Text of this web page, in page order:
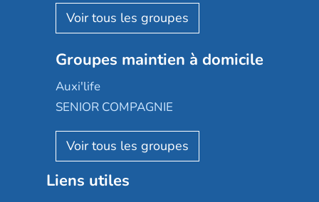
Aquarelia
Nexity edenea
Les jardins d'Arcadie
Occitalia
Appartseniors
Reseda
Stella management
Les villages d'or
Emera
Groupe SOS
Le Noble Âge
Almage
Résidalya
Groupe aplus
Groupes maintien à domicile
Auxi'life
SENIOR COMPAGNIE
AGE D'OR Services
Liens utiles